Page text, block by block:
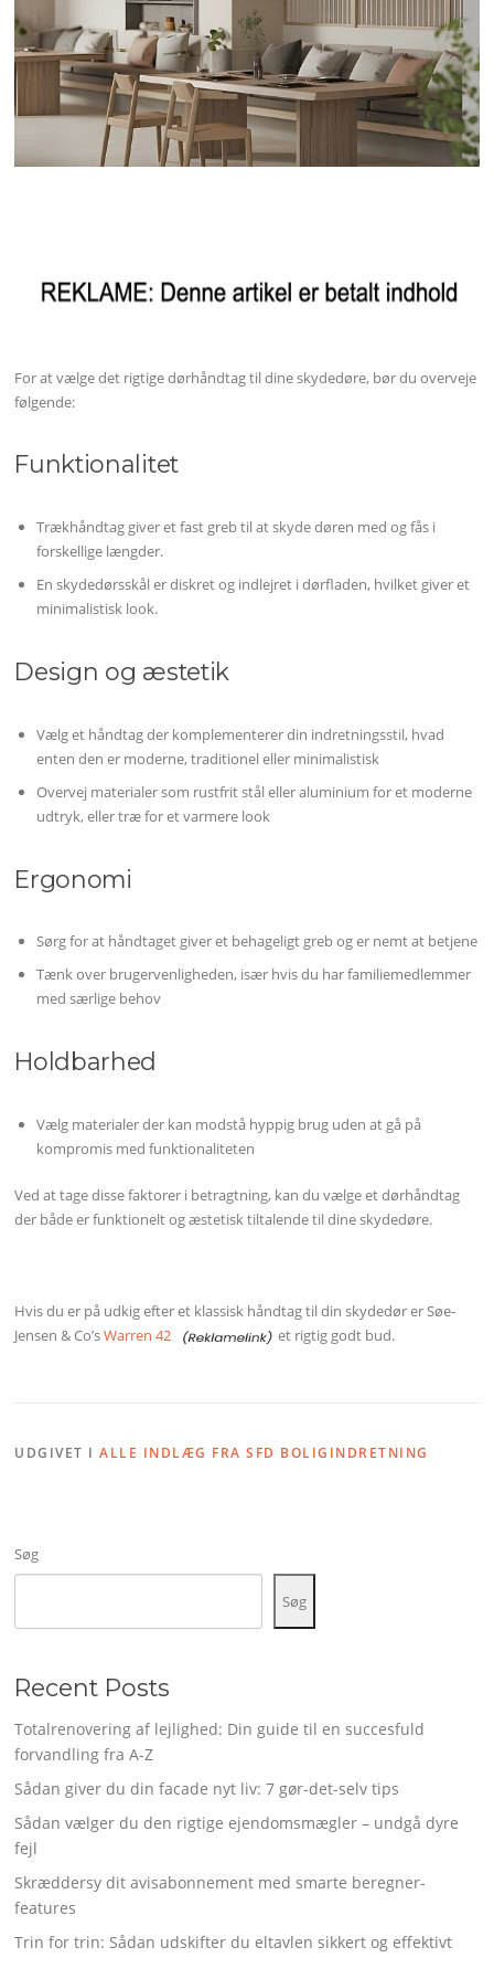
For at vælge det rigtige dørhåndtag til dine skydedøre, bør du overveje
følgende:
Funktionalitet
Trækhåndtag giver et fast greb til at skyde døren med og fås i
forskellige længder.
En skydedørsskål er diskret og indlejret i dørfladen, hvilket giver et
minimalistisk look.
Design og æstetik
Vælg et håndtag der komplementerer din indretningsstil, hvad
enten den er moderne, traditionel eller minimalistisk
Overvej materialer som rustfrit stål eller aluminium for et moderne
udtryk, eller træ for et varmere look
Ergonomi
Sørg for at håndtaget giver et behageligt greb og er nemt at betjene
Tænk over brugervenligheden, især hvis du har familiemedlemmer
med særlige behov
Holdbarhed
Vælg materialer der kan modstå hyppig brug uden at gå på
kompromis med funktionaliteten
Ved at tage disse faktorer i betragtning, kan du vælge et dørhåndtag
der både er funktionelt og æstetisk tiltalende til dine skydedøre.
Hvis du er på udkig efter et klassisk håndtag til din skydedør er Søe-
Jensen & Co’sWarren 42 et rigtig godt bud.
UDGIVET IALLE INDLÆG FRA SFD BOLIGINDRETNING
Søg
Søg
Recent Posts
Totalrenovering af lejlighed: Din guide til en succesfuld
forvandling fra A-Z
Sådan giver du din facade nyt liv: 7 gør-det-selv tips
Sådan vælger du den rigtige ejendomsmægler – undgå dyre
fejl
Skræddersy dit avisabonnement med smarte beregner-
features
Trin for trin: Sådan udskifter du eltavlen sikkert og effektivt